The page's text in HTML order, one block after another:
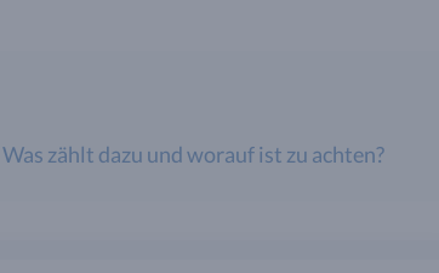
zählt dazu und worauf ist zu achten?